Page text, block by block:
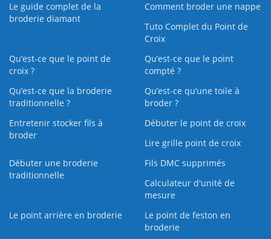
Le guide complet de la
broderie diamant
Comment broder une nappe
Tuto Complet du Point de
Croix
Qu’est-ce que le point de
croix ?
Qu’est-ce que le point
compté ?
Qu’est-ce que la broderie
traditionnelle ?
Qu’est‑ce qu’une toile à
broder ?
Entretenir stocker fils à
broder
Débuter le point de croix
Lire grille point de croix
Débuter une broderie
traditionnelle
Fils DMC supprimés
Calculateur d'unité de
mesure
Le point arrière en broderie
Le point de feston en
broderie